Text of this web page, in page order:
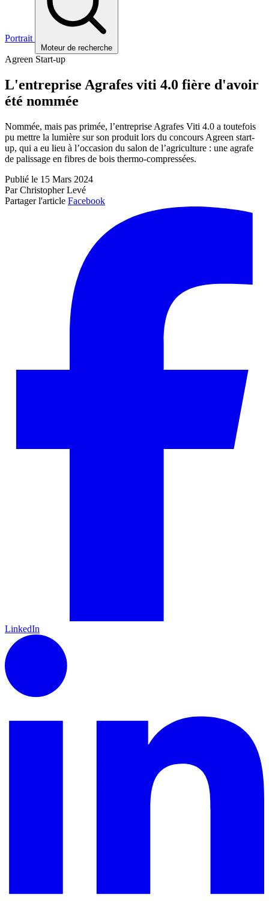
Portrait
Moteur de recherche
Agreen Start-up
L'entreprise Agrafes viti 4.0 fière d'avoir
été nommée
Nommée, mais pas primée, l’entreprise Agrafes Viti 4.0 a toutefois
pu mettre la lumière sur son produit lors du concours Agreen start-
up, qui a eu lieu à l’occasion du salon de l’agriculture : une agrafe
de palissage en fibres de bois thermo-compressées.
Publié le 15 Mars 2024
Par Christopher Levé
Partager l'article Facebook
LinkedIn